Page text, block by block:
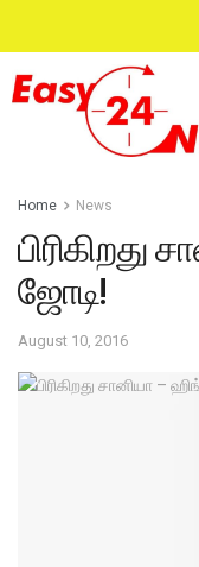
Home News
பிரிகிறது
ஜோடி!
August 10, 2016